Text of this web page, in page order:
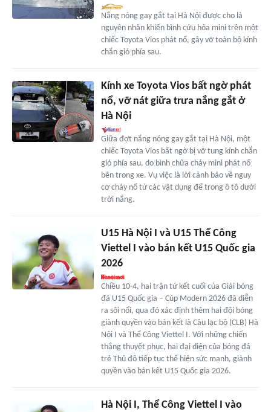
Nắng nóng gay gắt tại Hà Nội được cho là
nguyên nhân khiến bình cứu hỏa mini trên một
chiếc Toyota Vios phát nổ, gây vỡ toàn bộ kính
chắn gió phía sau.
Kính xe Toyota Vios bất ngờ phát
nổ, vỡ nát giữa trưa nắng gắt ở
Hà Nội
Giữa đợt nắng nóng gay gắt tại Hà Nội, một
chiếc Toyota Vios bất ngờ bị vỡ tung kính chắn
gió phía sau, do bình chữa cháy mini phát nổ
bên trong xe. Vụ việc là lời cảnh báo về nguy
cơ cháy nổ từ các vật dụng để trong ô tô dưới
trời nắng.
U15 Hà Nội I và U15 Thể Công
Viettel I vào bán kết U15 Quốc gia
2026
Chiều 10-4, hai trận tứ kết cuối của Giải bóng
đá U15 Quốc gia – Cúp Modern 2026 đã diễn
ra sôi nổi, qua đó xác định thêm hai đội bóng
giành quyền vào bán kết là Câu lạc bộ (CLB) Hà
Nội I và Thể Công Viettel I. Với những chiến
thắng thuyết phục, hai đại diện của bóng đá
trẻ Thủ đô tiếp tục thể hiện sức mạnh, giành
quyền vào bán kết U15 Quốc gia 2026.
Hà Nội I, Thể Công Viettel I vào